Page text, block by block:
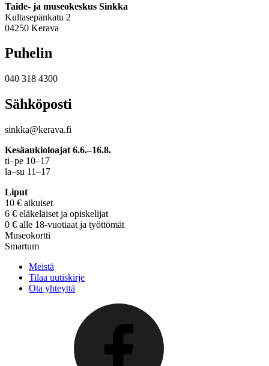
Taide- ja museokeskus Sinkka
Kultasepänkatu 2
04250 Kerava
Puhelin
040 318 4300
Sähköposti
sinkka@kerava.fi
Kesäaukioloajat 6.6.–16.8.
ti–pe 10–17
la–su 11–17
Liput
10 € aikuiset
6 € eläkeläiset ja opiskelijat
0 € alle 18-vuotiaat ja työttömät
Museokortti
Smartum
Meistä
Tilaa uutiskirje
Ota yhteyttä